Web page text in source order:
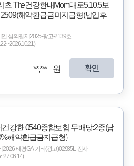
츠 The건강한내Mom대로5.10.5보
해약환급금미지급형(납입후
심의필 제2025-광고-2139호
**,*** 원 확인
건강한 0540종합보험 무배당:2종(납
해약환급금지급형)
2026-태평GA-기타(광고)02985L-전사